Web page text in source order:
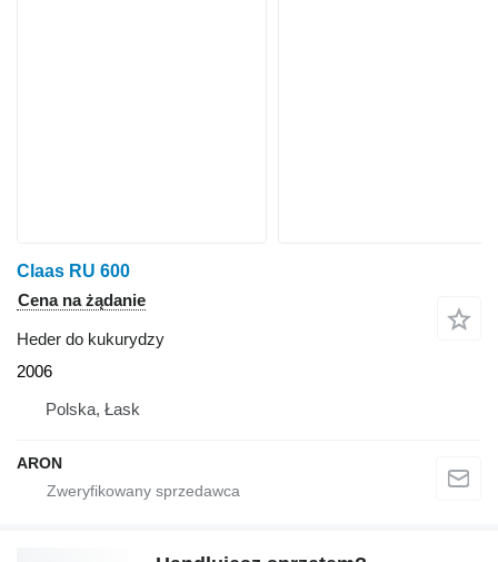
Claas RU 600
Cena na żądanie
Heder do kukurydzy
2006
Polska, Łask
ARON